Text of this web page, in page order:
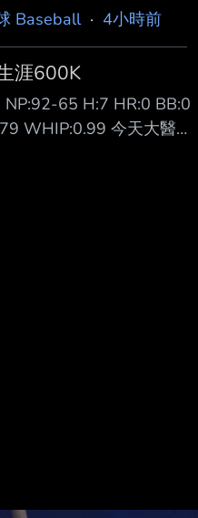
軍投出最快151公里的
長打者較少，「 閃掉
Martinez）現身新
工作，今天接受媒體聯
與這裡最好的打者對
Baseball· 4小時前
涯600K
65 H:7 HR:0 BB:0
WHIP:0.99 今天大醫生